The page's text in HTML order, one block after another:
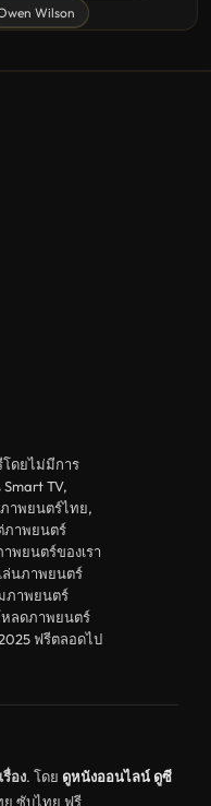
Wilson
โดยไม่มีการ
TV,
ภาพยนตร์ไทย,
ภาพยนตร์
พยนตร์ของเรา
ล่นภาพยนตร์
ภาพยนตร์
หลดภาพยนตร์
ฟรีตลอดไป
อง. โดย ดูหนังออนไลน์ ดูซี
ซับไทย ฟรี